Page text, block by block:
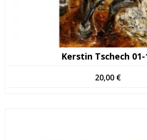
Kerstin Tschech 01-
20,00 €